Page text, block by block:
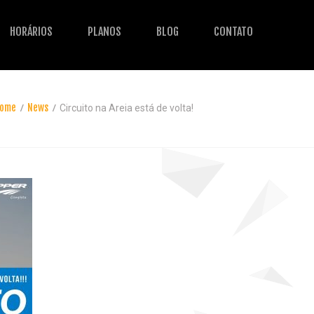
HORÁRIOS PLANOS BLOG CONTATO
News Circuito na Areia está de volta!